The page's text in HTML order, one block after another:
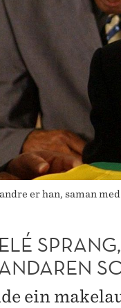
er han, saman
ein